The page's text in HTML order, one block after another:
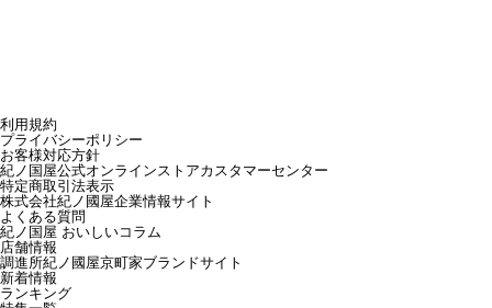
利用規約
プライバシーポリシー
お客様対応方針
紀ノ国屋公式オンラインストアカスタマーセンター
特定商取引法表示
株式会社紀ノ國屋企業情報サイト
よくある質問
紀ノ国屋 おいしいコラム
店舗情報
調進所紀ノ國屋京町家ブランドサイト
新着情報
ランキング